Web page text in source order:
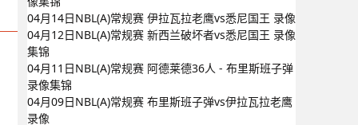
04月14日NBL(A)常规赛 伊拉瓦拉老鹰vs悉尼国王 录像
04月12日NBL(A)常规赛 新西兰破坏者vs悉尼国王 录像
集锦
04月11日NBL(A)常规赛 阿德莱德36人 - 布里斯班子弹
录像集锦
04月09日NBL(A)常规赛 布里斯班子弹vs伊拉瓦拉老鹰
录像